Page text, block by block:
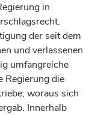
in
der seit dem
und verlassenen
umfangreiche
Regierung die
woraus sich
Innerhalb